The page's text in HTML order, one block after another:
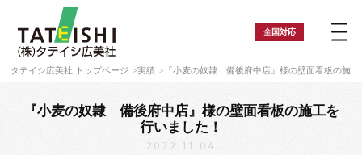
全国対応
タテイシ広美社 トップページ 実績 『小麦の奴隷 備後府中店』様の壁面看板の施工
『小麦の奴隷 備後府中店』様の壁面看板の施工を
行いました！
2022.11.04